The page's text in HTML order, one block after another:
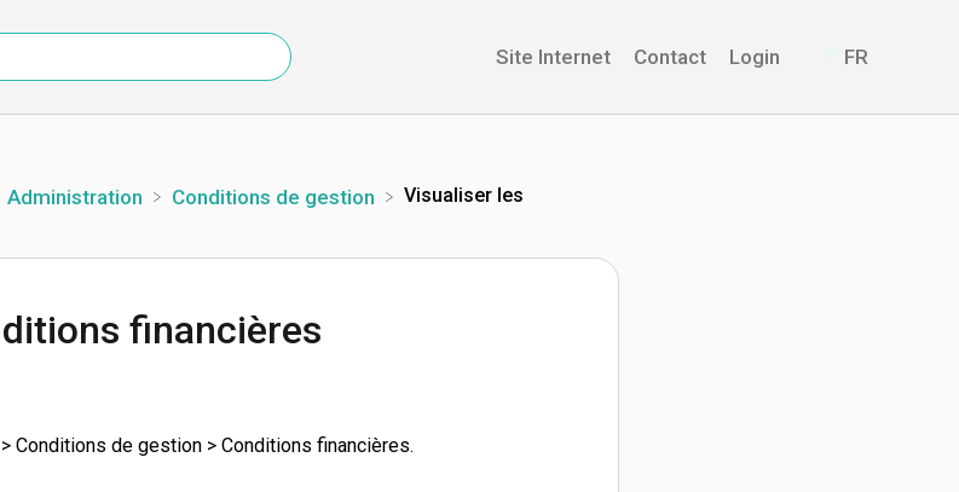
Site Internet Contact Login FR
​Administration ​Conditions de gestion
Visualiser les
financières
Conditions de gestion > Conditions financières.